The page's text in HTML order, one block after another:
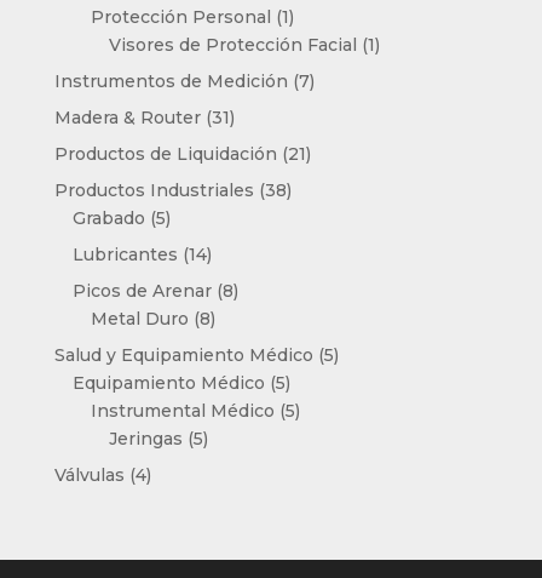
producto
Protección Personal 11
producto
Visores de Protección Facial 11
Instrumentos de Medición 77
Madera & Router 3131
productos
Productos de Liquidación 2121
Productos Industriales 3838
Grabado 55
productos
Lubricantes 1414
productos
Picos de Arenar 88
Metal Duro 88
productos
Salud y Equipamiento Médico 55
Equipamiento Médico 55
productos
Instrumental Médico 55
Jeringas 55
Válvulas 44